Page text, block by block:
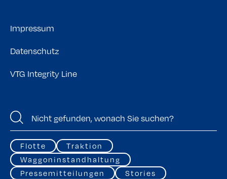
Impressum
Datenschutz
VTG Integrity Line
Flotte
Traktion
Waggoninstandhaltung
Pressemitteilungen
Stories